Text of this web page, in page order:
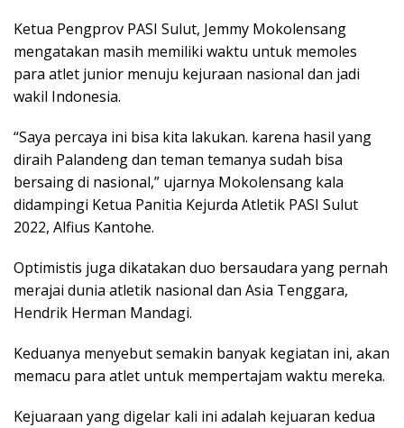
Ketua Pengprov PASI Sulut, Jemmy Mokolensang
mengatakan masih memiliki waktu untuk memoles
para atlet junior menuju kejuraan nasional dan jadi
wakil Indonesia.
“Saya percaya ini bisa kita lakukan. karena hasil yang
diraih Palandeng dan teman temanya sudah bisa
bersaing di nasional,” ujarnya Mokolensang kala
didampingi Ketua Panitia Kejurda Atletik PASI Sulut
2022, Alfius Kantohe.
Optimistis juga dikatakan duo bersaudara yang pernah
merajai dunia atletik nasional dan Asia Tenggara,
Hendrik Herman Mandagi.
Keduanya menyebut semakin banyak kegiatan ini, akan
memacu para atlet untuk mempertajam waktu mereka.
Kejuaraan yang digelar kali ini adalah kejuaran kedua